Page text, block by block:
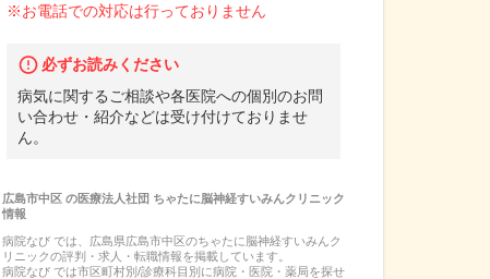
※お電話での対応は行っておりません
必ずお読みください
病気に関するご相談や各医院への個別のお問
い合わせ・紹介などは受け付けておりませ
ん。
広島市中区の医療法人社団 ちゃたに脳神経すいみんクリニック
情報
病院なび では、 広島県広島市中区のちゃたに脳神経すいみんク
リニックの評判・求人・転職情報を掲載しています。
病院なび では市区町村別/診療科目別に病院・医院・薬局を探せ